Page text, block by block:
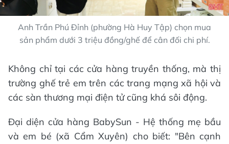
Anh Trần Phú Đỉnh (phường Hà Huy Tập) chọn mua
sản phẩm dưới 3 triệu đồng/ghế để cân đối chi phí.
Không chỉ tại các cửa hàng truyền thống, mà thị
trường ghế trẻ em trên các trang mạng xã hội và
các sàn thương mại điện tử cũng khá sôi động.
Đại diện cửa hàng BabySun - Hệ thống mẹ bầu
và em bé (xã Cẩm Xuyên) cho biết: "Bên cạnh